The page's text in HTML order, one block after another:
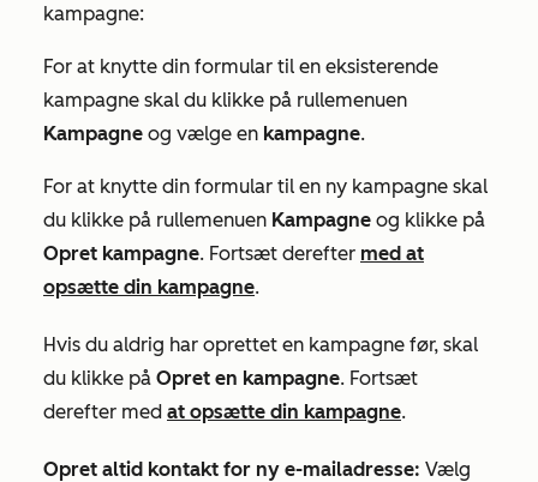
kampagne:
For at knytte din formular til en eksisterende
kampagne skal du klikke på rullemenuen
Kampagne og vælge en kampagne.
For at knytte din formular til en ny kampagne skal
du klikke på rullemenuen Kampagne og klikke på
Opret kampagne. Fortsæt derefter med at
opsætte din kampagne.
Hvis du aldrig har oprettet en kampagne før, skal
du klikke på Opret en kampagne. Fortsæt
derefter med at opsætte din kampagne.
Opret altid kontakt for ny e-mailadresse: Vælg